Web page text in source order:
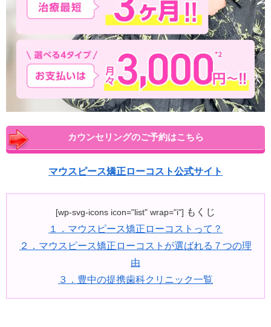
カウンセリングのご予約はこちら
マウスピース矯正ローコスト公式サイト
[wp-svg-icons icon="list" wrap="i"] もくじ
１．マウスピース矯正ローコストって？
２．マウスピース矯正ローコストが選ばれる７つの理
由
３．豊中の提携歯科クリニック一覧